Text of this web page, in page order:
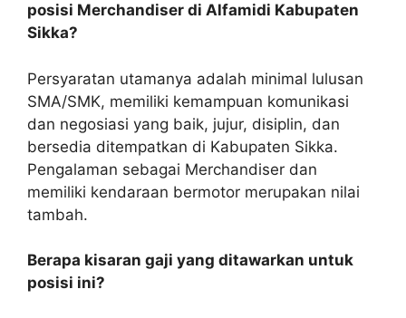
posisi Merchandiser di Alfamidi Kabupaten
Sikka?
Persyaratan utamanya adalah minimal lulusan
SMA/SMK, memiliki kemampuan komunikasi
dan negosiasi yang baik, jujur, disiplin, dan
bersedia ditempatkan di Kabupaten Sikka.
Pengalaman sebagai Merchandiser dan
memiliki kendaraan bermotor merupakan nilai
tambah.
Berapa kisaran gaji yang ditawarkan untuk
posisi ini?